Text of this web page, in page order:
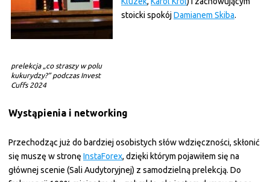
prelekcja „co straszy w polu
kukurydzy?” podczas Invest
Cuffs 2024
stoicki spokójDamianem Skiba.
Wystąpienia i networking
Przechodząc już do bardziej osobistych słów wdzięczności, skłonić
się muszę w stronę InstaForex, dzięki którym pojawiłem się na
głównej scenie (Sali Audytoryjnej) z samodzielną prelekcją. Do